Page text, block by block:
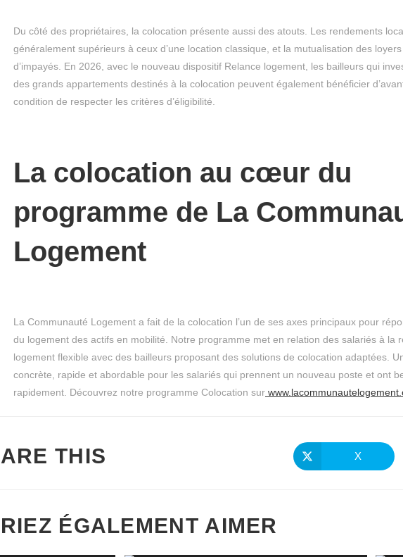
Du côté des propriétaires, la colocation présente aussi des atouts. Les rendements
généralement supérieurs à ceux d’une location classique, et la mutualisation des
d’impayés. En 2026, avec le nouveau dispositif Relance logement, les bailleurs qui
des grands appartements destinés à la colocation peuvent également bénéficier
condition de respecter les critères d’éligibilité.
La colocation au cœur du
programme de La
Logement
La Communauté Logement a fait de la colocation l’un de ses axes principaux pour
du logement des actifs en mobilité. Notre programme met en relation des salariés à la
logement flexible avec des bailleurs proposant des solutions de colocation adaptées.
concrète, rapide et abordable pour les salariés qui prennent un nouveau poste et ont
rapidement. Découvrez notre programme Colocation sur
THIS X
ÉGALEMENT AIMER